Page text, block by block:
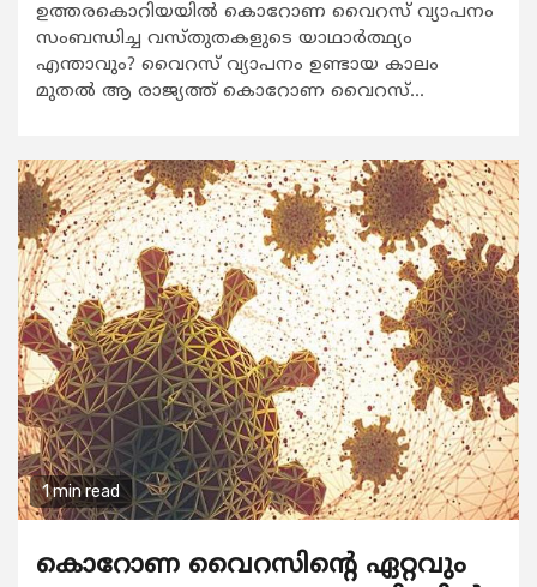
ഉത്തരകൊറിയയില്‍ കൊറോണ വൈറസ് വ്യാപനം
സംബന്ധിച്ച വസ്തുതകളുടെ യാഥാര്‍ത്ഥ്യം
എന്താവും? വൈറസ് വ്യാപനം ഉണ്ടായ കാലം
മുതല്‍ ആ രാജ്യത്ത് കൊറോണ വൈറസ്...
1 min read
കൊറോണ വൈറസിന്റെ ഏറ്റവും